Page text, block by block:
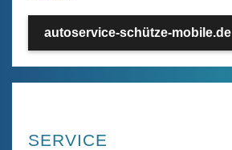
autoservice-schütze-mobile.de
SERVICE